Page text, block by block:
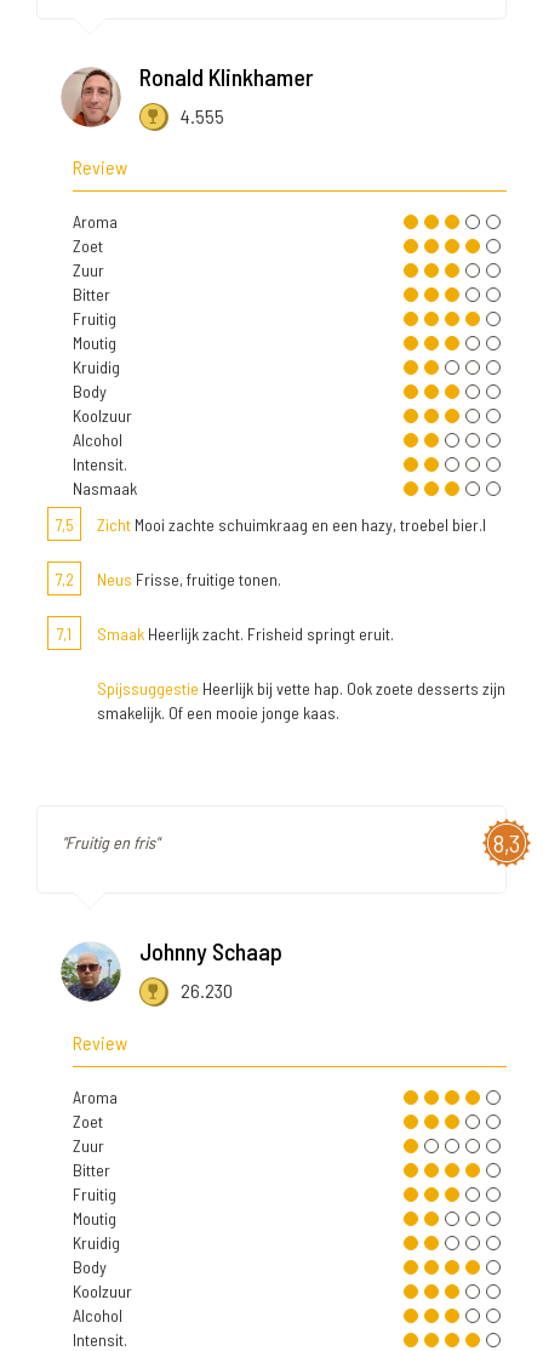
Ronald Klinkhamer
4.555
Review
Aroma
Zoet
Zuur
Bitter
Fruitig
Moutig
Kruidig
Body
Koolzuur
Alcohol
Intensit.
Nasmaak
7,5
Zicht Mooi zachte schuimkraag en een hazy, troebel bier.l
7,2 Neus Frisse, fruitige tonen.
7,1 Smaak Heerlijk zacht. Frisheid springt eruit.
Spijssuggestie Heerlijk bij vette hap. Ook zoete desserts zijn
smakelijk. Of een mooie jonge kaas.
8,3
"Fruitig en fris"
Johnny Schaap
26.230
Review
Aroma
Zoet
Zuur
Bitter
Fruitig
Moutig
Kruidig
Body
Koolzuur
Alcohol
Intensit.